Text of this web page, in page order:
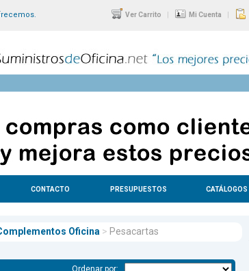
Ver Carrito | Mi Cuenta |
CONTACTO PRESUPUESTOS CATÁLOGOS
Oficina > Pesacartas